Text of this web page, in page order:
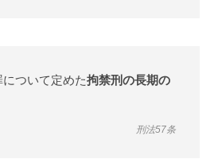
ついて定めた拘禁刑の長期の
刑法57条